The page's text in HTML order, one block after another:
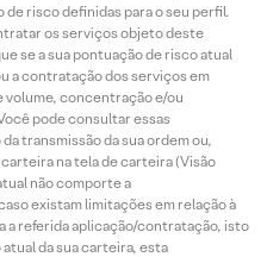
risco definidas para o seu perfil.
os serviços objeto deste
se a sua pontuação de risco atual
a contratação dos serviços em
volume, concentração e/ou
pode consultar essas
transmissão da sua ordem ou,
na tela de carteira (Visão
não comporte a
existam limitações em relação à
a referida aplicação/contratação, isto
da sua carteira, esta